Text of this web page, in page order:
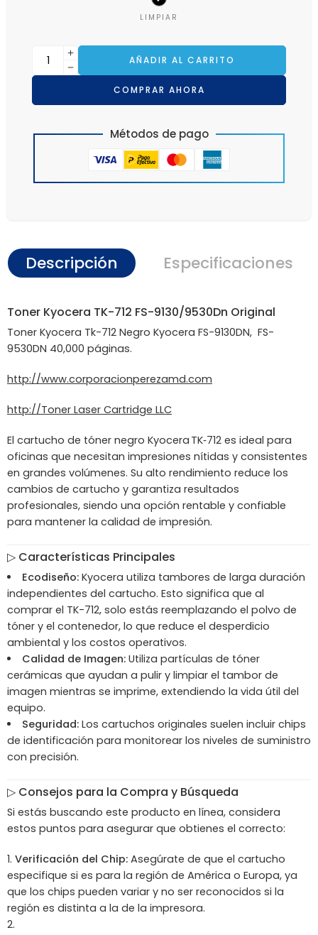
LIMPIAR
AÑADIR AL CARRITO
COMPRAR AHORA
Métodos de pago
Descripción Especificaciones
Toner Kyocera TK-712 FS-9130/9530Dn Original
Toner Kyocera Tk-712 Negro Kyocera FS-9130DN, FS-
9530DN 40,000 páginas.
http://www.corporacionperezamd.com
http://Toner Laser Cartridge LLC
El cartucho de tóner negro Kyocera TK‑712 es ideal para
oficinas que necesitan impresiones nítidas y consistentes
en grandes volúmenes. Su alto rendimiento reduce los
cambios de cartucho y garantiza resultados
profesionales, siendo una opción rentable y confiable
para mantener la calidad de impresión.
▷ Características Principales
Ecodiseño:Kyocera utiliza tambores de larga duración
independientes del cartucho. Esto significa que al
comprar el TK-712, solo estás reemplazando el polvo de
tóner y el contenedor, lo que reduce el desperdicio
ambiental y los costos operativos.
Calidad de Imagen:Utiliza partículas de tóner
cerámicas que ayudan a pulir y limpiar el tambor de
imagen mientras se imprime, extendiendo la vida útil del
equipo.
Seguridad:Los cartuchos originales suelen incluir chips
de identificación para monitorear los niveles de suministro
con precisión.
▷ Consejos para la Compra y Búsqueda
Si estás buscando este producto en línea, considera
estos puntos para asegurar que obtienes el correcto:
Verificación del Chip: Asegúrate de que el cartucho
especifique si es para la región de América o Europa, ya
que los chips pueden variar y no ser reconocidos si la
región es distinta a la de la impresora.